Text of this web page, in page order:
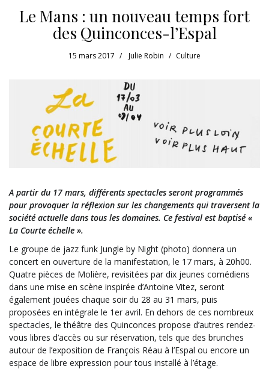
Le Mans : un nouveau temps fort
des Quinconces-l’Espal
15 mars 2017 Julie Robin Culture
A partir du 17 mars, différents spectacles seront programmés
pour provoquer la réflexion sur les changements qui traversent la
société actuelle dans tous les domaines. Ce festival est baptisé «
La Courte échelle ».
Le groupe de jazz funk Jungle by Night (photo) donnera un
concert en ouverture de la manifestation, le 17 mars, à 20h00.
Quatre pièces de Molière, revisitées par dix jeunes comédiens
dans une mise en scène inspirée d’Antoine Vitez, seront
également jouées chaque soir du 28 au 31 mars, puis
proposées en intégrale le 1er avril. En dehors de ces nombreux
spectacles, le théâtre des Quinconces propose d’autres rendez-
vous libres d’accès ou sur réservation, tels que des brunches
autour de l’exposition de François Réau à l’Espal ou encore un
espace de libre expression pour tous installé à l’étage.